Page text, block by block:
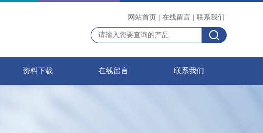
网站首页 | 在线留言 | 联系我们
资料下载 在线留言 联系我们